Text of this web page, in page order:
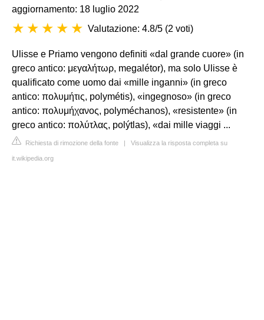
aggiornamento: 18 luglio 2022
Valutazione: 4.8/5 (2 voti)
Ulisse e Priamo vengono definiti «dal grande cuore» (in
greco antico: μεγαλήτωρ, megalétor), ma solo Ulisse è
qualificato come uomo dai «mille inganni» (in greco
antico: πολυμήτις, polymétis), «ingegnoso» (in greco
antico: πολυμήχανος, polyméchanos), «resistente» (in
greco antico: πολύτλας, polýtlas), «dai mille viaggi ...
Richiesta di rimozione della fonte | Visualizza la risposta completa su
it.wikipedia.org